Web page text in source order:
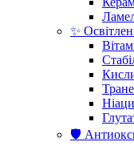
✨
🛡️